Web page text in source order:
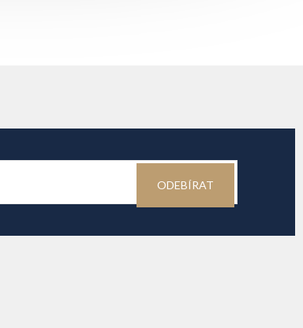
ODEBÍRAT